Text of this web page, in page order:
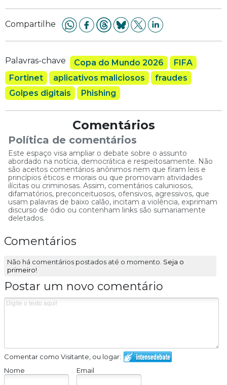
Compartilhe
Palavras-chave Copa do Mundo 2026
FIFA
Fortinet
aplicativos maliciosos
fraudes
Golpes digitais
Phishing
Comentários
Política de comentários
Este espaço visa ampliar o debate sobre o assunto
abordado na notícia, democrática e respeitosamente. Não
são aceitos comentários anônimos nem que firam leis e
princípios éticos e morais ou que promovam atividades
ilícitas ou criminosas. Assim, comentários caluniosos,
difamatórios, preconceituosos, ofensivos, agressivos, que
usam palavras de baixo calão, incitam a violência, exprimam
discurso de ódio ou contenham links são sumariamente
deletados.
Comentários
Não há comentários postados até o momento. Seja o
primeiro!
Postar um novo comentário
Comentar como Visitante, ou logar:
Nome
Email